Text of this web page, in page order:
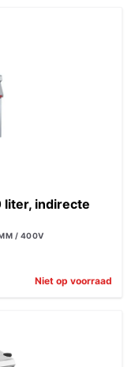
liter, indirecte
/ 400V
Niet op voorraad